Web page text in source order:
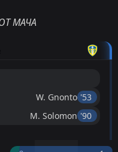
МАЧА
W. Gnonto '53 ︎
M. Solomon '90 ︎